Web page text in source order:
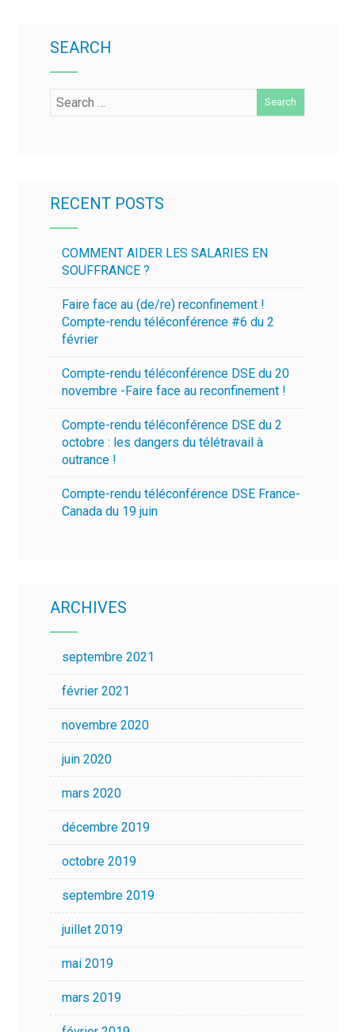
SEARCH
RECENT POSTS
COMMENT AIDER LES SALARIES EN
SOUFFRANCE ?
Faire face au (de/re) reconfinement !
Compte-rendu téléconférence #6 du 2
février
Compte-rendu téléconférence DSE du 20
novembre -Faire face au reconfinement !
Compte-rendu téléconférence DSE du 2
octobre : les dangers du télétravail à
outrance !
Compte-rendu téléconférence DSE France-
Canada du 19 juin
ARCHIVES
septembre 2021
février 2021
novembre 2020
juin 2020
mars 2020
décembre 2019
octobre 2019
septembre 2019
juillet 2019
mai 2019
mars 2019